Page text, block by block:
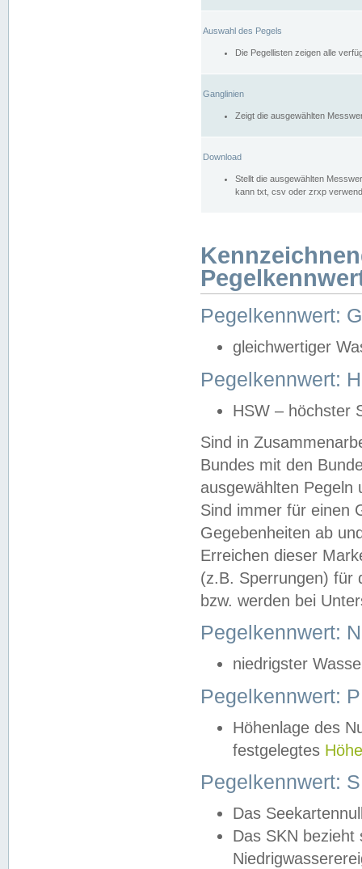
Auswahl des Pegels
Die Pegellisten zeigen alle
Ganglinien
Zeigt die ausgewählten
Download
Stellt die ausgewählten
kann txt, csv oder zrxp
Pegelkennwert:
gleichwertiger
Pegelkennwert:
HSW – höchster
Sind in
Bundes mit den
ausgewählten
Sind immer für einen
Gegebenheiten ab
Erreichen dieser
(z.B. Sperrungen) für
bzw. werden bei
Pegelkennwert:
niedrigster
Pegelkennwert:
Höhenlage des
festgelegtes
Pegelkennwert:
Das
Das SKN